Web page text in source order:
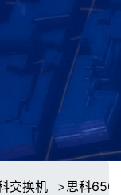
交换机 >思科